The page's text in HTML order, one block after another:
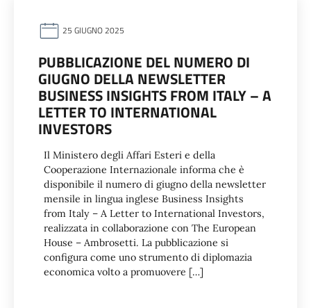
25 GIUGNO 2025
PUBBLICAZIONE DEL NUMERO DI
GIUGNO DELLA NEWSLETTER
BUSINESS INSIGHTS FROM ITALY – A
LETTER TO INTERNATIONAL
INVESTORS
Il Ministero degli Affari Esteri e della
Cooperazione Internazionale informa che è
disponibile il numero di giugno della newsletter
mensile in lingua inglese Business Insights
from Italy – A Letter to International Investors,
realizzata in collaborazione con The European
House – Ambrosetti. La pubblicazione si
configura come uno strumento di diplomazia
economica volto a promuovere […]